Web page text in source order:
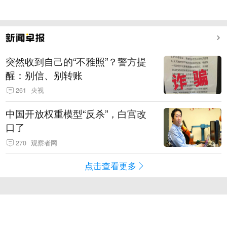
突然收到自己的“不雅照”？警方提
醒：别信、别转账
261 央视
中国开放权重模型“反杀”，白宫改
口了
270 观察者网
点击查看更多